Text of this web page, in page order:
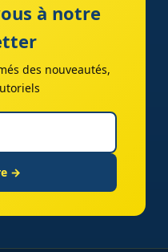
à notre
des nouveautés,
→